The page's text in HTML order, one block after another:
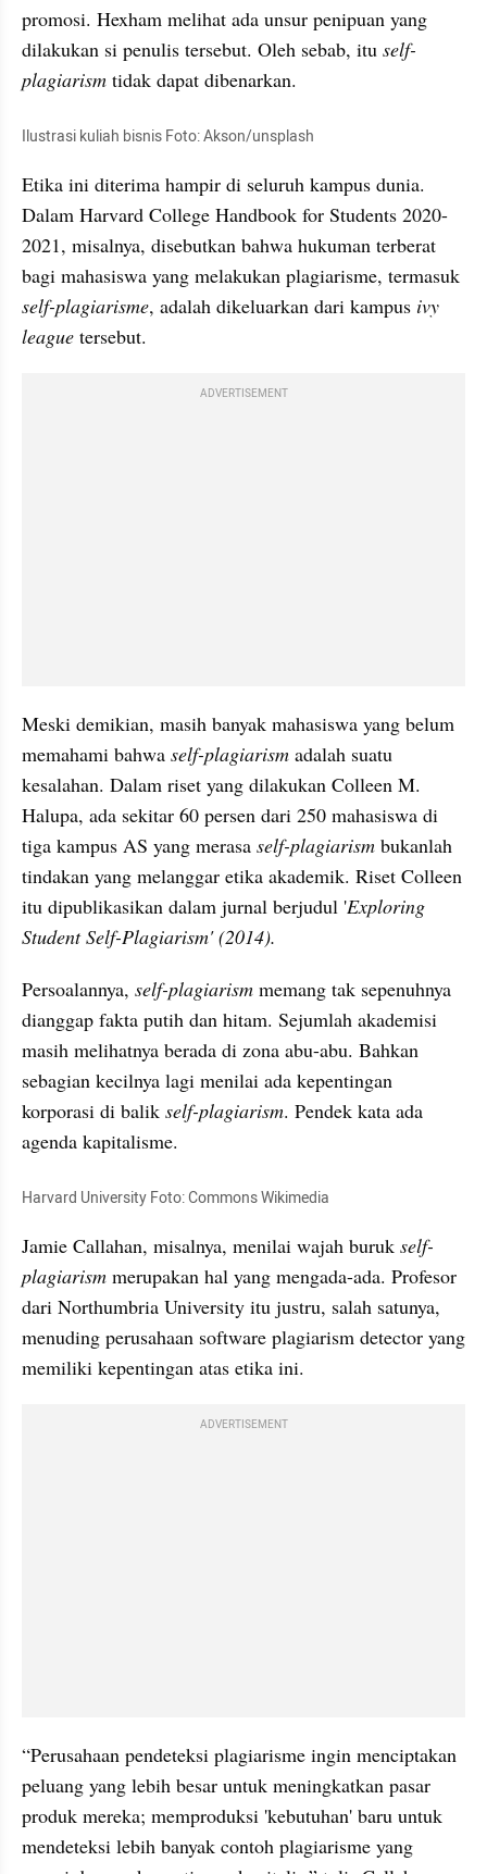
promosi. Hexham melihat ada unsur penipuan yang
dilakukan si penulis tersebut. Oleh sebab, itu self-
plagiarism tidak dapat dibenarkan.
Ilustrasi kuliah bisnis Foto: Akson/unsplash
Etika ini diterima hampir di seluruh kampus dunia.
Dalam Harvard College Handbook for Students 2020-
2021, misalnya, disebutkan bahwa hukuman terberat
self-plagiarisme, adalah dikeluarkan dari kampus ivy
league tersebut.
ADVERTISEMENT
Meski demikian, masih banyak mahasiswa yang belum
memahami bahwa self-plagiarism adalah suatu
kesalahan. Dalam riset yang dilakukan Colleen
Halupa, ada sekitar 60 persen dari 250 mahasiswa di
tiga kampus AS yang merasa self-plagiarism bukanlah
tindakan yang melanggar etika akademik. Riset Colleen
itu dipublikasikan dalam jurnal berjudul 'Exploring
Student Self-Plagiarism' (2014).
Persoalannya, self-plagiarism memang tak sepenuhnya
dianggap fakta putih dan hitam. Sejumlah akademisi
masih melihatnya berada di zona abu-abu. Bahkan
sebagian kecilnya lagi menilai ada kepentingan
korporasi di balik self-plagiarism. Pendek kata ada
agenda kapitalisme.
Harvard University Foto: CommonsWikimedia
Jamie Callahan, misalnya, menilai wajah buruk self-
plagiarism merupakan hal yang mengada-ada. Profesor
dari Northumbria University itu justru, salah satunya,
menuding perusahaan software plagiarism detector yang
memiliki kepentingan atas etika ini.
ADVERTISEMENT
“Perusahaan pendeteksi plagiarisme ingin menciptakan
peluang yang lebih besar untuk meningkatkan pasar
produk mereka; memproduksi 'kebutuhan' baru untuk
mendeteksi lebih banyak contoh plagiarisme yang